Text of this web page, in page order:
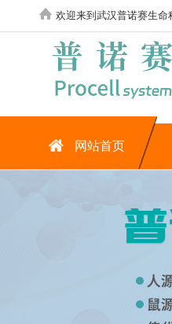
欢迎来到武汉普诺赛生命
网站首页